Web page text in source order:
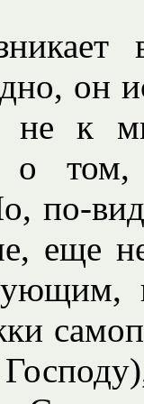
он
к
о
по-
еще